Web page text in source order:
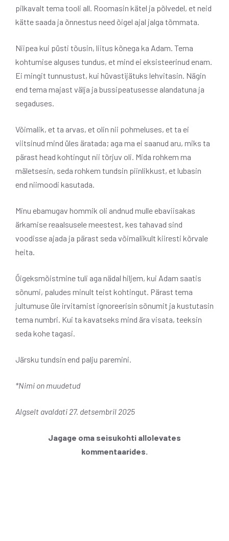
pilkavalt tema tooli all. Roomasin kätel ja põlvedel, et neid
kätte saada ja õnnestus need õigel ajal jalga tõmmata.
Niipea kui püsti tõusin, liitus kõnega ka Adam. Tema
kohtumise alguses tundus, et mind ei eksisteerinud enam.
Ei mingit tunnustust, kui hüvastijätuks lehvitasin. Nägin
end tema majast välja ja bussipeatusesse alandatuna ja
segaduses.
Võimalik, et ta arvas, et olin nii pohmeluses, et ta ei
viitsinud mind üles äratada; aga ma ei saanud aru, miks ta
pärast head kohtingut nii tõrjuv oli. Mida rohkem ma
mäletsesin, seda rohkem tundsin piinlikkust, et lubasin
end niimoodi kasutada.
Minu ebamugav hommik oli andnud mulle ebaviisakas
ärkamise reaalsusele meestest, kes tahavad sind
voodisse ajada ja pärast seda võimalikult kiiresti kõrvale
heita.
Õigeksmõistmine tuli aga nädal hiljem, kui Adam saatis
sõnumi, paludes minult teist kohtingut. Pärast tema
jultumuse üle irvitamist ignoreerisin sõnumit ja kustutasin
tema numbri. Kui ta kavatseks mind ära visata, teeksin
seda kohe tagasi.
Järsku tundsin end palju paremini.
*Nimi on muudetud
Algselt avaldati 27. detsembril 2025
Jagage oma seisukohti allolevates
kommentaarides.